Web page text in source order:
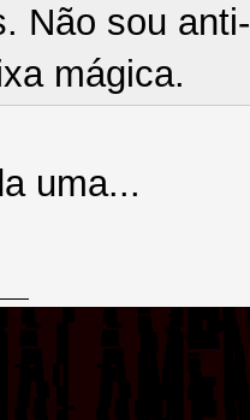
Não sou
mágica.
uma...